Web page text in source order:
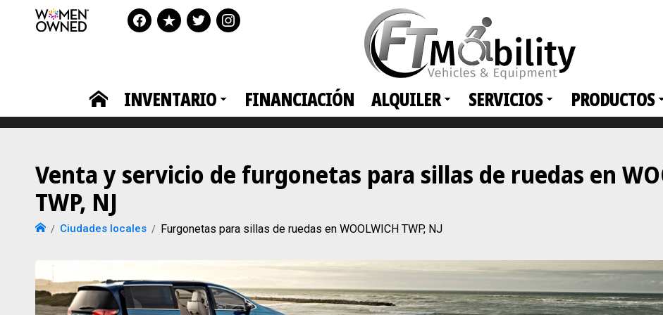
INVENTARIO FINANCIACIÓN ALQUILER SERVICIOS PRODUCTOS
Venta y servicio de furgonetas para sillas de ruedas en
TWP, NJ
Ciudades locales Furgonetas para sillas de ruedas en WOOLWICH TWP, NJ